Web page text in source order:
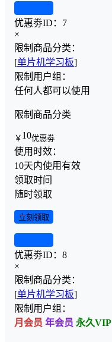
优惠劵ID： 7
×
限制商品分类：
[单片机学习板]
限制用户组：
任何人都可以使用
限制商品分类
￥ 10优惠劵
使用时效：
10天内使用有效
领取时间
随时领取
立刻领取
优惠劵ID： 8
×
限制商品分类：
[单片机学习板]
限制用户组：
月会员 年会员 永久VIP